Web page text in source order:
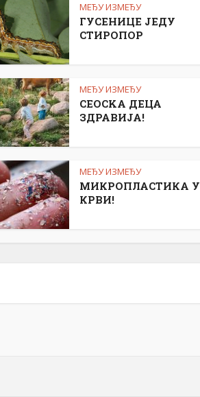
МЕЂУ ИЗМЕЂУ
ГУСЕНИЦЕ ЈЕДУ
СТИРОПОР
МЕЂУ ИЗМЕЂУ
СЕОСKА ДЕЦА
ЗДРАВИЈА!
МЕЂУ ИЗМЕЂУ
МИКРОПЛАСТИКА У
КРВИ!